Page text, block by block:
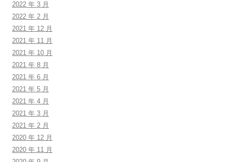
2022 年 3 月
2022 年 2 月
2021 年 12 月
2021 年 11 月
2021 年 10 月
2021 年 8 月
2021 年 6 月
2021 年 5 月
2021 年 4 月
2021 年 3 月
2021 年 2 月
2020 年 12 月
2020 年 11 月